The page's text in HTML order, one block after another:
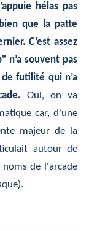
hélas pas
que la patte
C’est assez
n’a souvent pas
futilité qui n’a
Oui, on va
car, d'une
majeur de la
autour de
de l'arcade